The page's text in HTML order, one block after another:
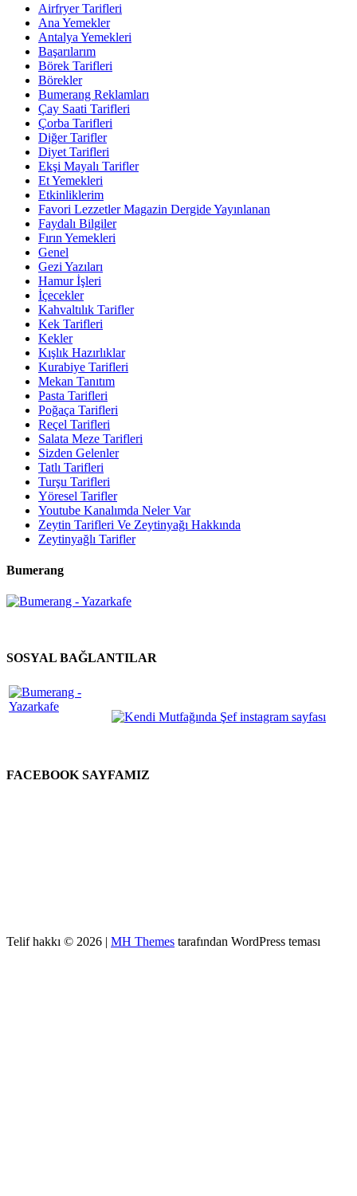
Airfryer Tarifleri
Ana Yemekler
Antalya Yemekleri
Başarılarım
Börek Tarifleri
Börekler
Bumerang Reklamları
Çay Saati Tarifleri
Çorba Tarifleri
Diğer Tarifler
Diyet Tarifleri
Ekşi Mayalı Tarifler
Et Yemekleri
Etkinliklerim
Favori Lezzetler Magazin Dergide Yayınlanan
Faydalı Bilgiler
Fırın Yemekleri
Genel
Gezi Yazıları
Hamur İşleri
İçecekler
Kahvaltılık Tarifler
Kek Tarifleri
Kekler
Kışlık Hazırlıklar
Kurabiye Tarifleri
Mekan Tanıtım
Pasta Tarifleri
Poğaça Tarifleri
Reçel Tarifleri
Salata Meze Tarifleri
Sizden Gelenler
Tatlı Tarifleri
Turşu Tarifleri
Yöresel Tarifler
Youtube Kanalımda Neler Var
Zeytin Tarifleri Ve Zeytinyağı Hakkında
Zeytinyağlı Tarifler
Bumerang
SOSYAL BAĞLANTILAR
FACEBOOK SAYFAMIZ
Telif hakkı © 2026 | MH Themes tarafından WordPress teması